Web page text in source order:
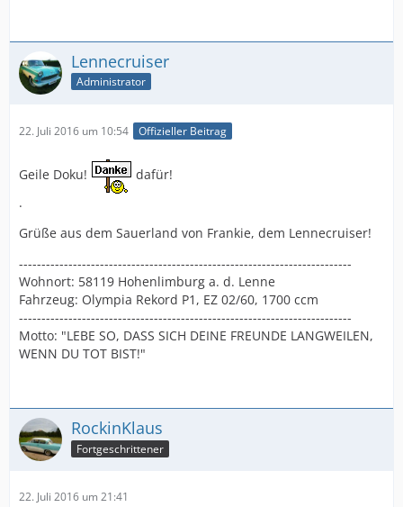
Lennecruiser
Administrator
22. Juli 2016 um 10:54 Offizieller Beitrag
Geile Doku!
dafür!
.
Grüße aus dem Sauerland von Frankie, dem Lennecruiser!
--------------------------------------------------------------------------
Wohnort: 58119 Hohenlimburg a. d. Lenne
Fahrzeug: Olympia Rekord P1, EZ 02/60, 1700 ccm
--------------------------------------------------------------------------
Motto: "LEBE SO, DASS SICH DEINE FREUNDE LANGWEILEN,
WENN DU TOT BIST!"
RockinKlaus
Fortgeschrittener
22. Juli 2016 um 21:41